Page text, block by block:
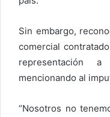
Sin embargo,
comercial
representación
mencionando al
“Nosotros no